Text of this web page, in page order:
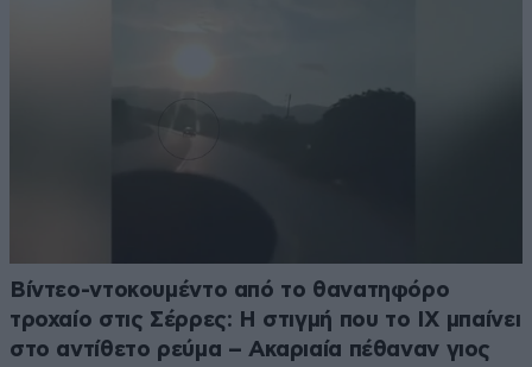
Βίντεο-ντοκουμέντο από το θανατηφόρο
τροχαίο στις Σέρρες: Η στιγμή που το ΙΧ μπαίνει
στο αντίθετο ρεύμα – Ακαριαία πέθαναν γιος